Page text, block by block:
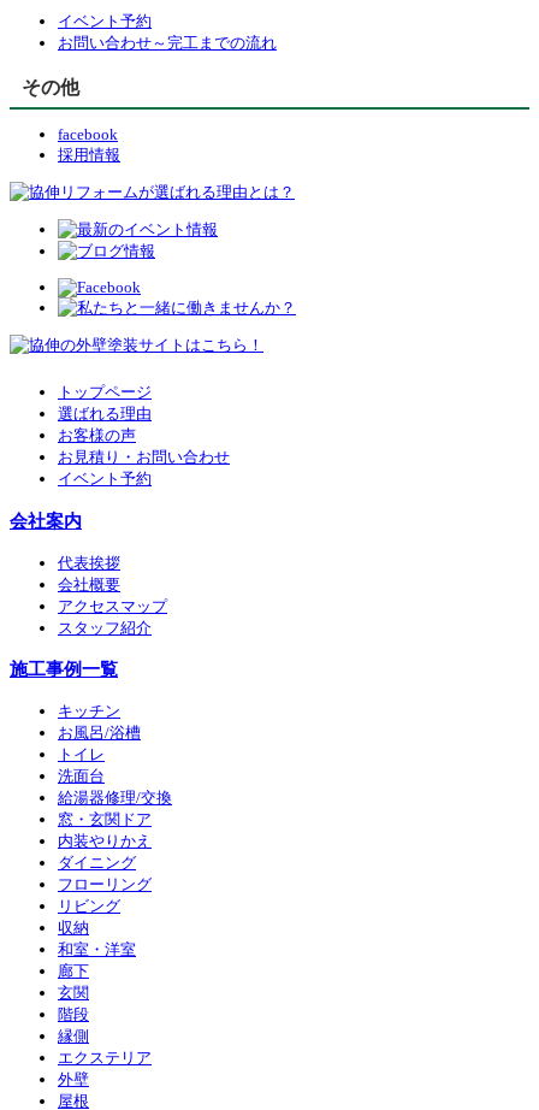
イベント予約
お問い合わせ～完工までの流れ
その他
facebook
採用情報
トップページ
選ばれる理由
お客様の声
お見積り・お問い合わせ
イベント予約
会社案内
代表挨拶
会社概要
アクセスマップ
スタッフ紹介
施工事例一覧
キッチン
お風呂/浴槽
トイレ
洗面台
給湯器修理/交換
窓・玄関ドア
内装やりかえ
ダイニング
フローリング
リビング
収納
和室・洋室
廊下
玄関
階段
縁側
エクステリア
外壁
屋根